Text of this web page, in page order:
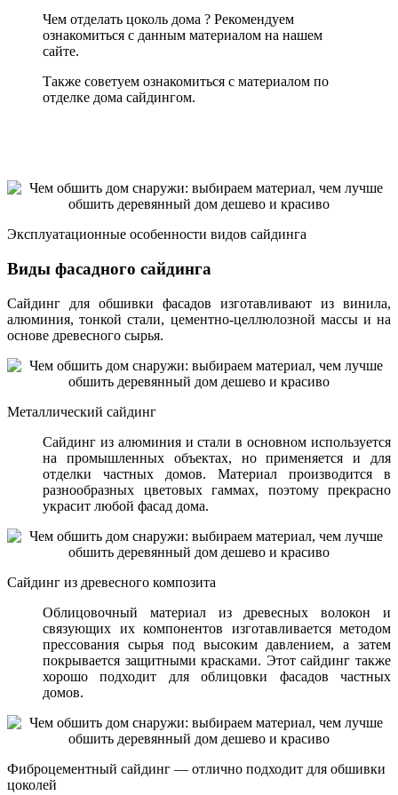
Чем отделать цоколь дома ? Рекомендуем
ознакомиться с данным материалом на нашем
сайте.
Также советуем ознакомиться с материалом по
отделке дома сайдингом.
Эксплуатационные особенности видов сайдинга
Виды фасадного сайдинга
Сайдинг для обшивки фасадов изготавливают из винила,
алюминия, тонкой стали, цементно-целлюлозной массы и на
основе древесного сырья.
Металлический сайдинг
Сайдинг из алюминия и стали в основном используется
на промышленных объектах, но применяется и для
отделки частных домов. Материал производится в
разнообразных цветовых гаммах, поэтому прекрасно
украсит любой фасад дома.
Сайдинг из древесного композита
Облицовочный материал из древесных волокон и
связующих их компонентов изготавливается методом
прессования сырья под высоким давлением, а затем
покрывается защитными красками. Этот сайдинг также
хорошо подходит для облицовки фасадов частных
домов.
Фиброцементный сайдинг — отлично подходит для обшивки
цоколей